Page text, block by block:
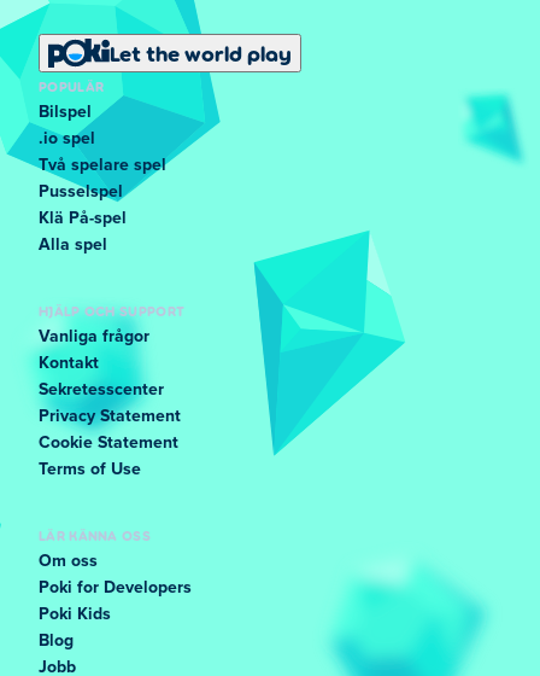
Let the world play
POPULÄR
Bilspel
.io spel
Två spelare spel
Pusselspel
Klä På-spel
Alla spel
HJÄLP OCH SUPPORT
Vanliga frågor
Kontakt
Sekretesscenter
Privacy Statement
Cookie Statement
Terms of Use
LÄR KÄNNA OSS
Om oss
Poki for Developers
Poki Kids
Blog
Jobb